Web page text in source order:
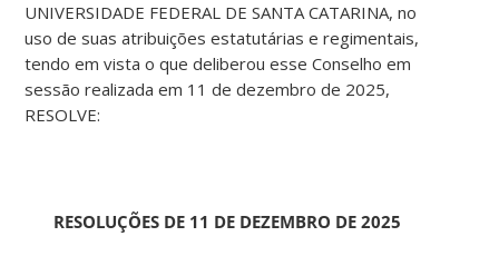
UNIVERSIDADE FEDERAL DE SANTA CATARINA, no
uso de suas atribuições estatutárias e regimentais,
tendo em vista o que deliberou esse Conselho em
sessão realizada em 11 de dezembro de 2025,
RESOLVE:
RESOLUÇÕES DE 11 DE DEZEMBRO DE 2025